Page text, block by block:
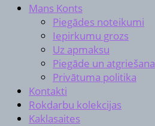
Mans Konts
Piegādes noteikumi
Iepirkumu grozs
Uz apmaksu
Piegāde un atgriešana
Privātuma politika
Kontakti
Rokdarbu kolekcijas
Kaklasaites